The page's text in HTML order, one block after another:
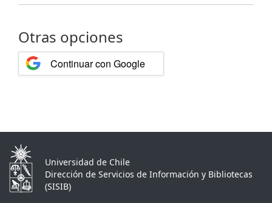
Otras opciones
Continuar con Google
Universidad de Chile
Dirección de Servicios de Información y Bibliotecas
(SISIB)